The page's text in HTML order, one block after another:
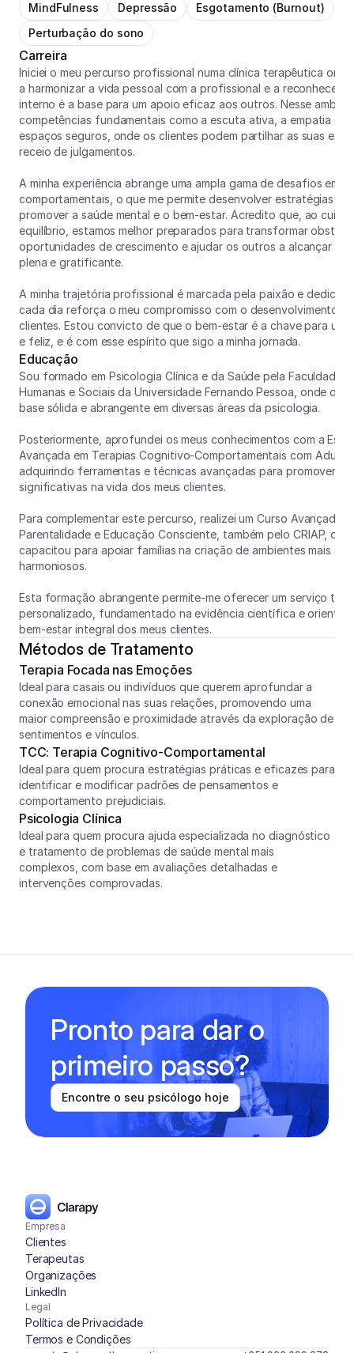
MindFulness
Depressão
Esgotamento (Burnout)
Perturbação do sono
Carreira
Iniciei o meu percurso profissional numa clínica terapêutica
a harmonizar a vida pessoal com a profissional e a reconhecer
interno é a base para um apoio eficaz aos outros. Nesse
competências fundamentais como a escuta ativa, a empatia e
espaços seguros, onde os clientes podem partilhar as suas
receio de julgamentos.
A minha experiência abrange uma ampla gama de desafios
comportamentais, o que me permite desenvolver estratégias
promover a saúde mental e o bem-estar. Acredito que, ao
equilíbrio, estamos melhor preparados para transformar
oportunidades de crescimento e ajudar os outros a alcançar
plena e gratificante.
A minha trajetória profissional é marcada pela paixão e
cada dia reforça o meu compromisso com o desenvolvimento
clientes. Estou convicto de que o bem-estar é a chave para
e feliz, e é com esse espírito que sigo a minha jornada.
Educação
Sou formado em Psicologia Clínica e da Saúde pela Faculdade
Humanas e Sociais da Universidade Fernando Pessoa, onde
base sólida e abrangente em diversas áreas da psicologia.
Posteriormente, aprofundei os meus conhecimentos com a
Avançada em Terapias Cognitivo-Comportamentais com
adquirindo ferramentas e técnicas avançadas para promover
significativas na vida dos meus clientes.
Para complementar este percurso, realizei um Curso Avançado
Parentalidade e Educação Consciente, também pelo CRIAP, o
capacitou para apoiar famílias na criação de ambientes mais
harmoniosos.
Esta formação abrangente permite-me oferecer um serviço
personalizado, fundamentado na evidência científica e
bem-estar integral dos meus clientes.
Métodos de Tratamento
Terapia Focada nas Emoções
Ideal para casais ou indivíduos que querem aprofundar a
conexão emocional nas suas relações, promovendo uma
maior compreensão e proximidade através da exploração de
sentimentos e vínculos.
TCC: Terapia Cognitivo-Comportamental
Ideal para quem procura estratégias práticas e eficazes para
identificar e modificar padrões de pensamentos e
comportamento prejudiciais.
Psicologia Clínica
Ideal para quem procura ajuda especializada no diagnóstico
e tratamento de problemas de saúde mental mais
complexos, com base em avaliações detalhadas e
intervenções comprovadas.
Empresa
Clientes
Terapeutas
Organizações
LinkedIn
Legal
Política de Privacidade
Termos e Condições
Pronto para dar o
primeiro passo?
Encontre o seu psicólogo hoje